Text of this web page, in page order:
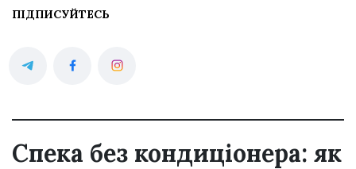
ПІДПИСУЙТЕСЬ
Спека без кондиціонера: як